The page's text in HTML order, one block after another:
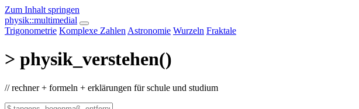
Zum Inhalt springen
physik::multimedial
Trigonometrie Komplexe Zahlen Astronomie Wurzeln Fraktale
> physik_verstehen()
// rechner + formeln + erklärungen für schule und studium